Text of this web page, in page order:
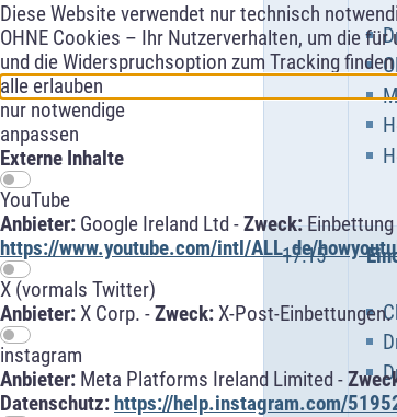
Diese Website verwendet nur technisch
OHNE Cookies – Ihr Nutzerverhalten, um die
und die Widerspruchsoption zum Tracking
alle erlauben
nur notwendige
anpassen
Externe Inhalte
YouTube
Anbieter: Google Ireland Ltd -Zweck:Einbettung
https://www.youtube.com/intl/ALL_de/
X (vormals Twitter)
Anbieter:X Corp. -Zweck:X-Post-
instagram
Anbieter: Meta Platforms Ireland Limited -
Datenschutz: https://help.instagram.com/
17:15